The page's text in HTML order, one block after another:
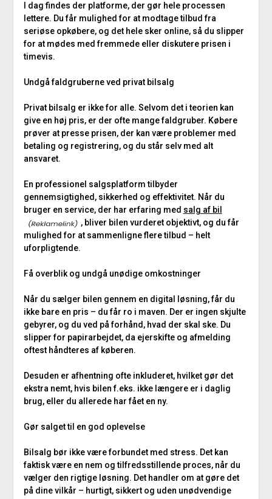
I dag findes der platforme, der gør hele processen
lettere. Du får mulighed for at modtage tilbud fra
seriøse opkøbere, og det hele sker online, så du slipper
for at mødes med fremmede eller diskutere prisen i
timevis.
Undgå faldgruberne ved privat bilsalg
Privat bilsalg er ikke for alle. Selvom det i teorien kan
give en høj pris, er der ofte mange faldgruber. Købere
prøver at presse prisen, der kan være problemer med
betaling og registrering, og du står selv med alt
ansvaret.
En professionel salgsplatform tilbyder
gennemsigtighed, sikkerhed og effektivitet. Når du
bruger en service, der har erfaring med salg af bil
, bliver bilen vurderet objektivt, og du får
mulighed for at sammenligne flere tilbud – helt
uforpligtende.
Få overblik og undgå unødige omkostninger
Når du sælger bilen gennem en digital løsning, får du
ikke bare en pris – du får ro i maven. Der er ingen skjulte
gebyrer, og du ved på forhånd, hvad der skal ske. Du
slipper for papirarbejdet, da ejerskifte og afmelding
oftest håndteres af køberen.
Desuden er afhentning ofte inkluderet, hvilket gør det
ekstra nemt, hvis bilen f.eks. ikke længere er i daglig
brug, eller du allerede har fået en ny.
Gør salget til en god oplevelse
Bilsalg bør ikke være forbundet med stress. Det kan
faktisk være en nem og tilfredsstillende proces, når du
vælger den rigtige løsning. Det handler om at gøre det
på dine vilkår – hurtigt, sikkert og uden unødvendige